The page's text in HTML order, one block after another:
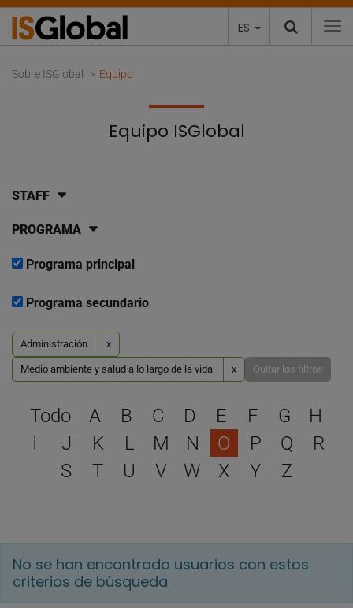
ES
Sobre ISGlobal Equipo
Equipo ISGlobal
STAFF
PROGRAMA
Programa principal
Programa secundario
Administración x
Medio ambiente y salud a lo largo de la vida x Quitar los filtros
Selecciona una letra
Todo A B C D E F G
H
I
J K L M N O P Q
R
S
T U V W X Y Z
No se han encontrado usuarios con estos
criterios de búsqueda